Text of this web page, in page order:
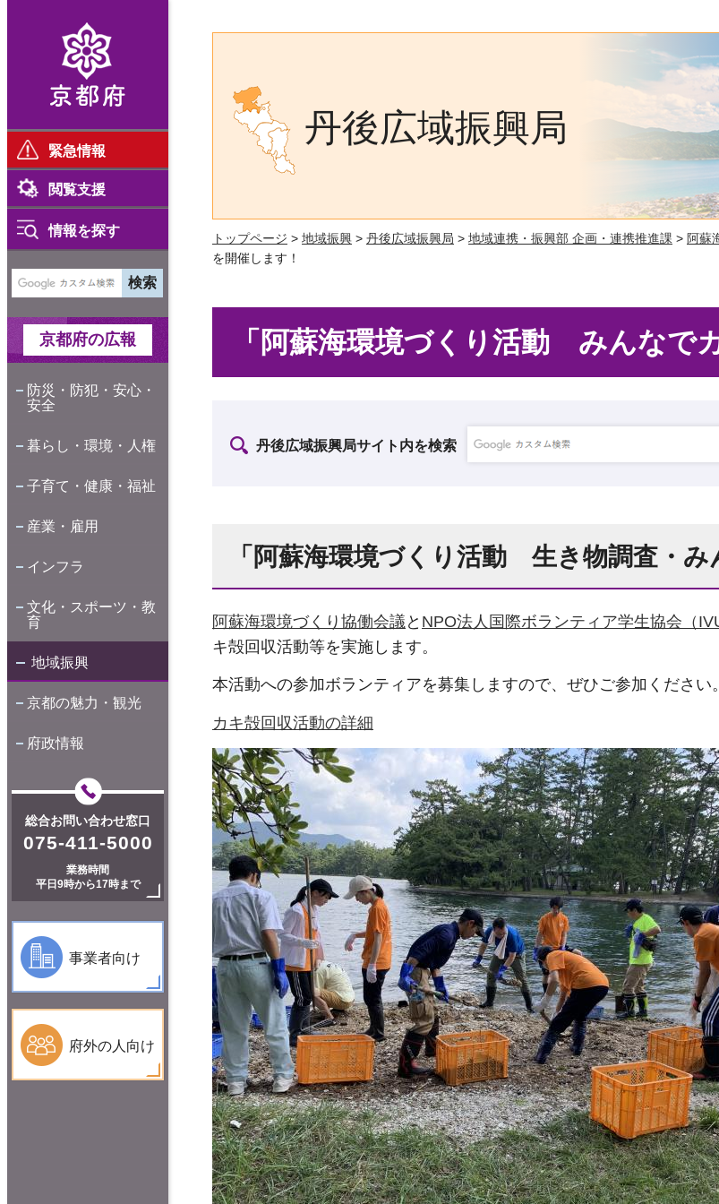
緊急情報
閲覧支援
情報を探す
京都府の広報
防災・防犯・安心・
安全
暮らし・環境・人権
子育て・健康・福祉
産業・雇用
インフラ
文化・スポーツ・教
育
地域振興
京都の魅力・観光
府政情報
総合お問い合わせ窓口
075-411-5000
業務時間
平日9時から17時まで
事業者向け
府外の人向け
丹後広域振興局
トップページ > 地域振興 > 丹後広域振興局 > 地域連携・振興部 企画・連携推進課 > 阿蘇
を開催します！
「阿蘇海環境づくり活動 みんなで
丹後広域振興局サイト内を検索
「阿蘇海環境づくり活動 生き物調査・み
阿蘇海環境づくり協働会議と NPO法人国際ボランティア学生協会（
キ殻回収活動等を実施します。
本活動への参加ボランティアを募集しますので、ぜひご参加ください。
カキ殻回収活動の詳細